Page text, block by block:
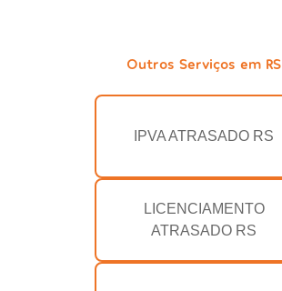
Outros Serviços em RS
IPVA ATRASADO RS
LICENCIAMENTO
ATRASADO RS